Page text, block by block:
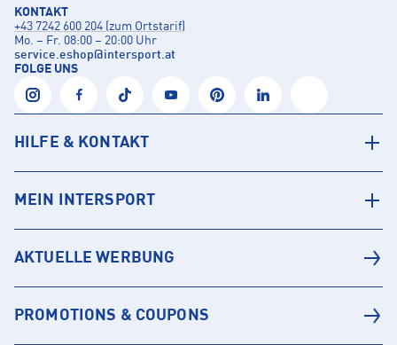
KONTAKT
+43 7242 600 204 (zum Ortstarif)
Mo. – Fr. 08:00 – 20:00 Uhr
service.eshop@intersport.at
FOLGE UNS
HILFE & KONTAKT
MEIN INTERSPORT
AKTUELLE WERBUNG
PROMOTIONS & COUPONS